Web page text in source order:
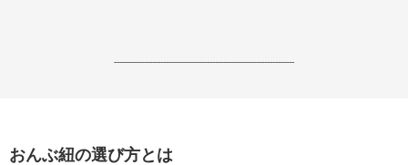
------------------------------------------------------------------
おんぶ紐の選び方とは